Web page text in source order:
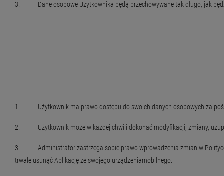
3. Dane osobowe Użytkownika będą przechowywane tak długo, jak
1. Użytkownik ma prawo dostępu do swoich danych osobowych za
2. Użytkownik może w każdej chwili dokonać modyfikacji, zmiany,
3. Administrator zastrzega sobie prawo wprowadzenia zmian w Polityce
trwale usunąć Aplikację ze swojego urządzeniamobilnego.